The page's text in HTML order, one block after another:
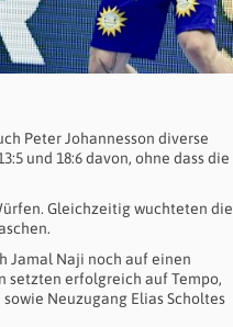
Peter Johannesson diverse
und 18:6 davon, ohne dass die
Gleichzeitig wuchteten die
Jamal Naji noch auf einen
setzten erfolgreich auf Tempo,
Neuzugang Elias Scholtes